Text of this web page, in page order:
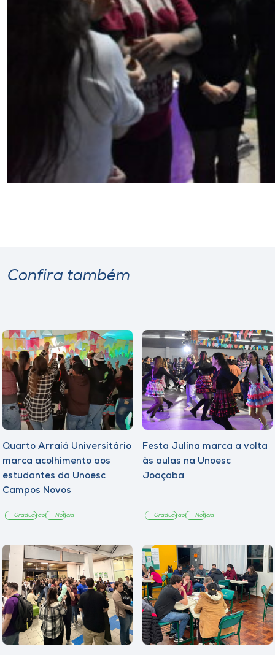
Confira também
Quarto Arraiá Universitário
marca acolhimento aos
estudantes da Unoesc
Campos Novos
Graduação Notícia
Festa Julina marca a volta
às aulas na Unoesc
Joaçaba
Graduação Notícia